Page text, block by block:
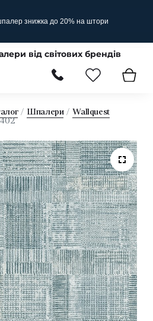
знижка до 20% на штори
від світових брендів
Шпалери
Wallquest